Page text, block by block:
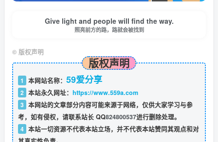
Give light and people will find the way.
照亮前方的路，路就会被找到
© 版权声明
版权声明
1 本网站名称： 59爱分享
2 本站永久网址： https://www.559a.com
3 本网站的文章部分内容可能来源于网络，仅供大家学习与参
考，如有侵权，请联系站长 QQ824800537进行删除处理。
4 本站一切资源不代表本站立场，并不代表本站赞同其观点和对